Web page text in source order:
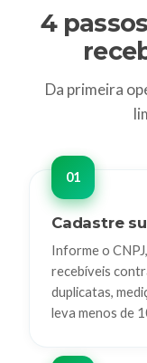
4
Da primeira
Cadastre
Informe o
recebíveis
duplicatas,
leva menos de